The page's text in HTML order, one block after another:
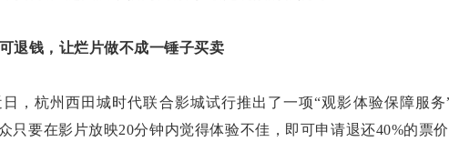
退钱，让烂片做不成一锤子买卖
杭州西田城时代联合影城试行推出了一项“观影体验保障服务
只要在影片放映20分钟内觉得体验不佳，即可申请退还40%的票